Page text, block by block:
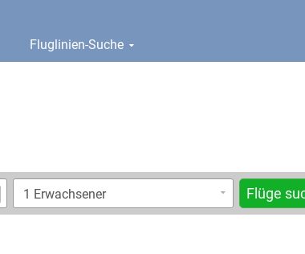
Fluglinien-Suche
Flüge